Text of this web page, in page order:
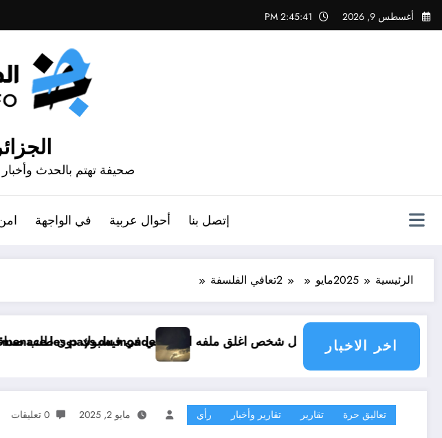
التجاوز
إلى
أغسطس 9, 2026 2:45:41 PM
صحيفة تهتم بالحدث
إتصل بنا أحوال عربية في الواجهة
الرئيسية 2025مايو 2تعافي الفلسفة
اخر الاخبار
اغلق ملفه الشخصي في فيسبوك دون طلب صداقة .. الاطلاع على محتوى صفحة شخص اغلق ملفه الشخصي في فيسبوك دون طلب صداقة
climatique menace les pays du monde
تعاليق حرة تقارير تقارير وأخبار رأي مايو 2, 2025 0 تعليقات